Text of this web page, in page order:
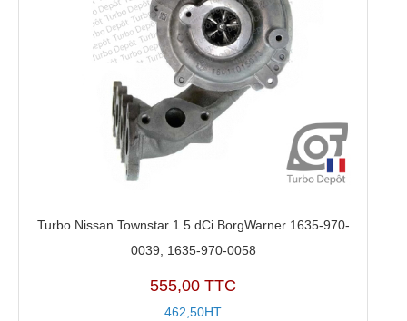
Turbo Nissan Townstar 1.5 dCi BorgWarner 1635-970-
0039, 1635-970-0058
555,00 TTC
462,50HT